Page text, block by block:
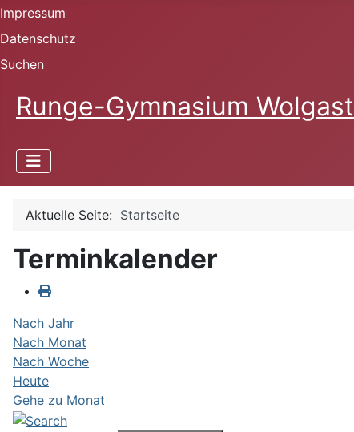
Impressum
Datenschutz
Suchen
Runge-Gymnasium Wolgast
Aktuelle Seite: Startseite
Terminkalender
Nach Jahr
Nach Monat
Nach Woche
Heute
Gehe zu Monat